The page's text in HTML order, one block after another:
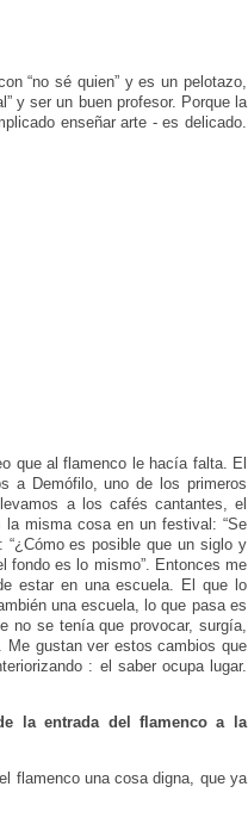
“no sé quien” y es un pelotazo,
y ser un buen profesor. Porque la
enseñar arte - es delicado.
que al flamenco le hacía falta. El
a Demófilo, uno de los primeros
a los cafés cantantes, el
misma cosa en un festival: “Se
es posible que un siglo y
fondo es lo mismo”. Entonces me
estar en una escuela. El que lo
una escuela, lo que pasa es
no se tenía que provocar, surgía,
Me gustan ver estos cambios que
: el saber ocupa lugar.
la entrada del flamenco a la
flamenco una cosa digna, que ya